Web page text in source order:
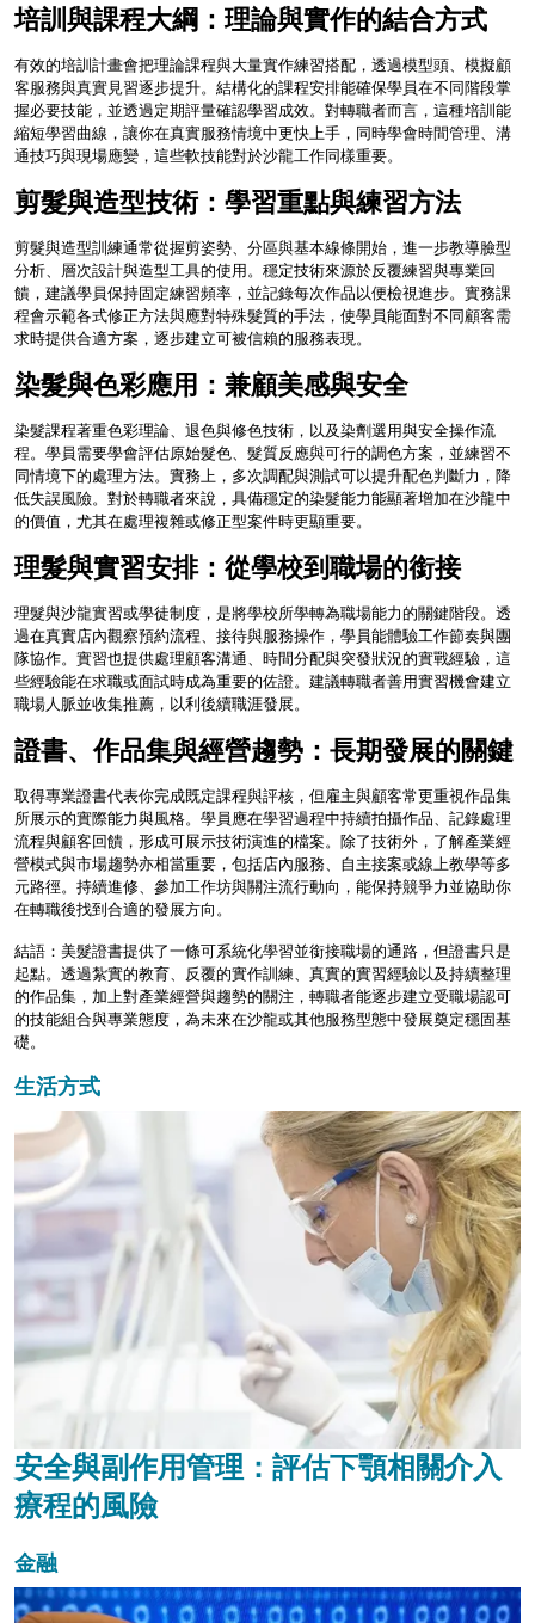
培訓與課程大綱：理論與實作的結合方式
有效的培訓計畫會把理論課程與大量實作練習搭配，透過模型頭、模擬顧
客服務與真實見習逐步提升。結構化的課程安排能確保學員在不同階段掌
握必要技能，並透過定期評量確認學習成效。對轉職者而言，這種培訓能
縮短學習曲線，讓你在真實服務情境中更快上手，同時學會時間管理、溝
通技巧與現場應變，這些軟技能對於沙龍工作同樣重要。
剪髮與造型技術：學習重點與練習方法
剪髮與造型訓練通常從握剪姿勢、分區與基本線條開始，進一步教導臉型
分析、層次設計與造型工具的使用。穩定技術來源於反覆練習與專業回
饋，建議學員保持固定練習頻率，並記錄每次作品以便檢視進步。實務課
程會示範各式修正方法與應對特殊髮質的手法，使學員能面對不同顧客需
求時提供合適方案，逐步建立可被信賴的服務表現。
染髮與色彩應用：兼顧美感與安全
染髮課程著重色彩理論、退色與修色技術，以及染劑選用與安全操作流
程。學員需要學會評估原始髮色、髮質反應與可行的調色方案，並練習不
同情境下的處理方法。實務上，多次調配與測試可以提升配色判斷力，降
低失誤風險。對於轉職者來說，具備穩定的染髮能力能顯著增加在沙龍中
的價值，尤其在處理複雜或修正型案件時更顯重要。
理髮與實習安排：從學校到職場的銜接
理髮與沙龍實習或學徒制度，是將學校所學轉為職場能力的關鍵階段。透
過在真實店內觀察預約流程、接待與服務操作，學員能體驗工作節奏與團
隊協作。實習也提供處理顧客溝通、時間分配與突發狀況的實戰經驗，這
些經驗能在求職或面試時成為重要的佐證。建議轉職者善用實習機會建立
職場人脈並收集推薦，以利後續職涯發展。
證書、作品集與經營趨勢：長期發展的關鍵
取得專業證書代表你完成既定課程與評核，但雇主與顧客常更重視作品集
所展示的實際能力與風格。學員應在學習過程中持續拍攝作品、記錄處理
流程與顧客回饋，形成可展示技術演進的檔案。除了技術外，了解產業經
營模式與市場趨勢亦相當重要，包括店內服務、自主接案或線上教學等多
元路徑。持續進修、參加工作坊與關注流行動向，能保持競爭力並協助你
在轉職後找到合適的發展方向。
結語：美髮證書提供了一條可系統化學習並銜接職場的通路，但證書只是
起點。透過紮實的教育、反覆的實作訓練、真實的實習經驗以及持續整理
的作品集，加上對產業經營與趨勢的關注，轉職者能逐步建立受職場認可
的技能組合與專業態度，為未來在沙龍或其他服務型態中發展奠定穩固基
礎。
生活方式
安全與副作用管理：評估下顎相關介入
療程的風險
金融